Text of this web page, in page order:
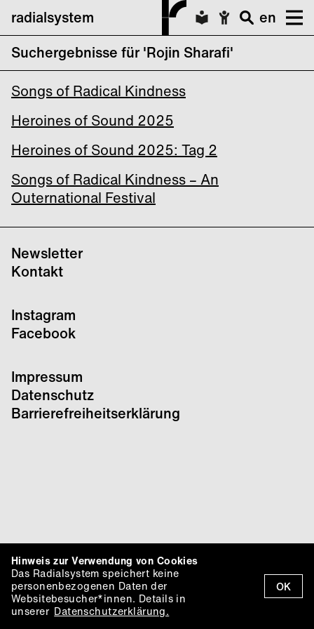
radialsystem
en
Suchergebnisse für 'Rojin Sharafi'
Heroines of Sound Festival 2023
Songs of Radical Kindness
Heroines of Sound 2025
Heroines of Sound 2025: Tag 2
Songs of Radical Kindness – An
Outernational Festival
Newsletter
Kontakt
Instagram
Facebook
Impressum
Datenschutz
Barrierefreiheitserklärung
OK
Hinweis zur Verwendung von Cookies
Das Radialsystem speichert keine
personenbezogenen Daten der
Websitebesucher*innen. Details in
unserer Datenschutzerklärung.